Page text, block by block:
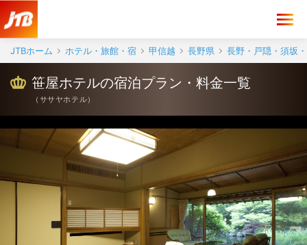
JTBホーム ホテル・旅館・宿 甲信越 長野県 長野・戸隠・須坂
笹屋ホテルの宿泊プラン・料金一覧
（ ササヤホテル）